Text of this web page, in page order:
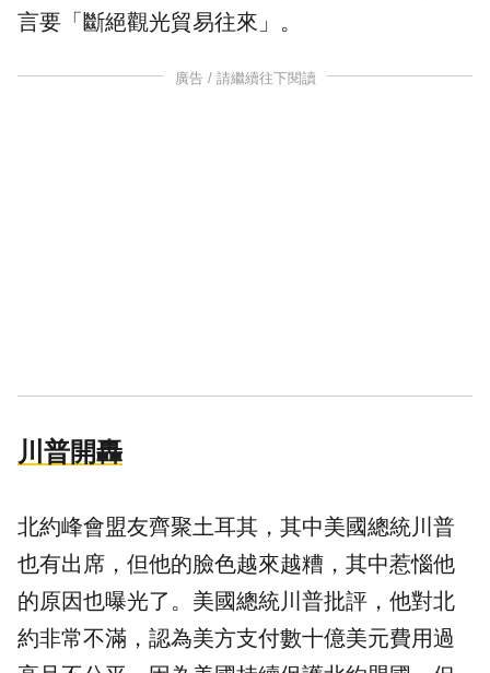
言要「斷絕觀光貿易往來」。
廣告 / 請繼續往下閱讀
川普開轟
北約峰會盟友齊聚土耳其，其中美國總統川普
也有出席，但他的臉色越來越糟，其中惹惱他
的原因也曝光了。美國總統川普批評，他對北
約非常不滿，認為美方支付數十億美元費用過